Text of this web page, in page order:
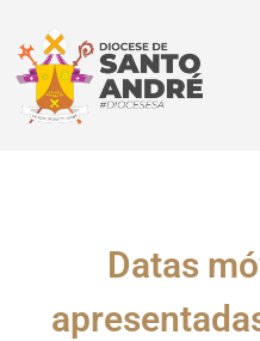
Datas